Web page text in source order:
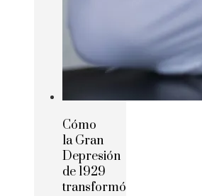
Cómo
la Gran
Depresión
de 1929
transformó